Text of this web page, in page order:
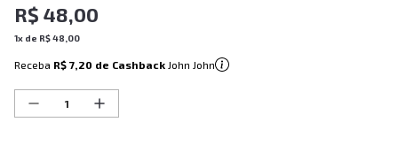
R$ 48,00
1x de R$48 00
Receba R$ 7,20 de Cashback John John